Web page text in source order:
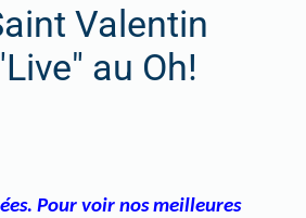
Valentin
au Oh!
Pour voir nos meilleures